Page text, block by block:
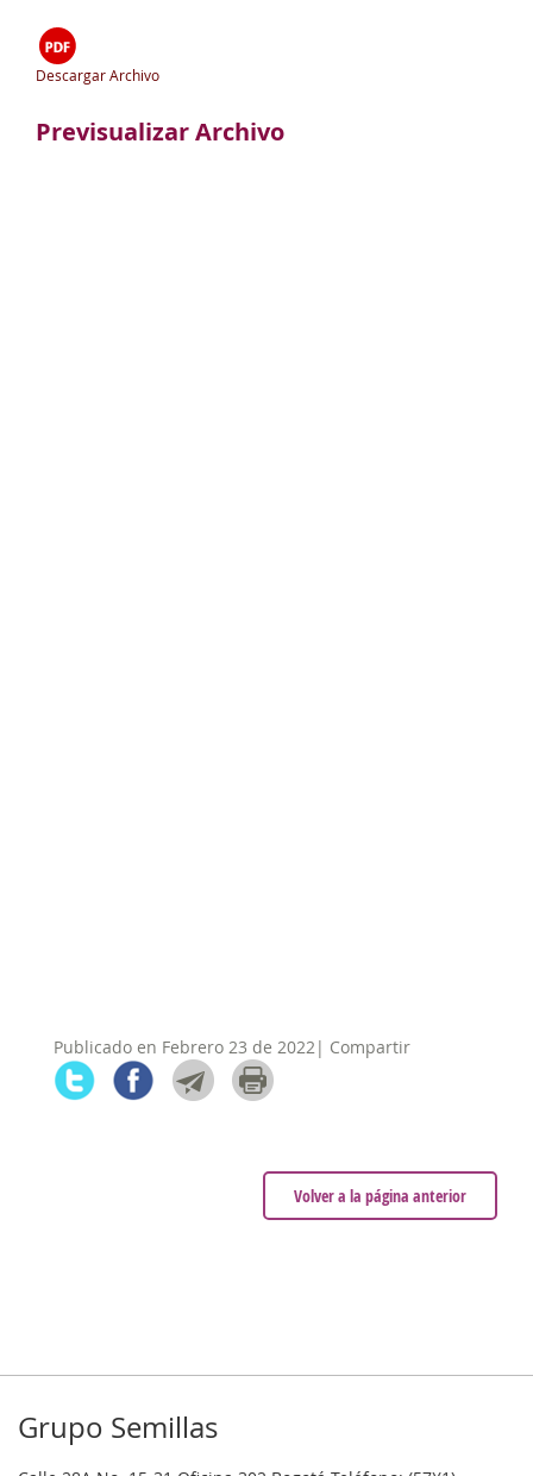
Descargar Archivo
Previsualizar Archivo
Publicado en Febrero 23 de 2022| Compartir
Volver a la página anterior
Grupo Semillas